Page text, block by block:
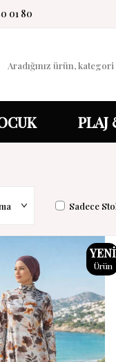
01 80
PLAJ
Sadece
YENI
Ürün